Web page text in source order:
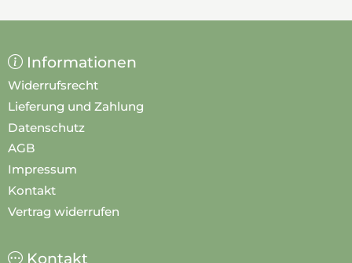
Informationen
Widerrufsrecht
Lieferung und Zahlung
Datenschutz
AGB
Impressum
Kontakt
Vertrag widerrufen
Kontakt